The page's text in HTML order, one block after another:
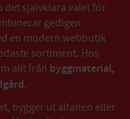
det självklara valet för
gedigen
en modern webbutik
sortiment. Hos
allt från byggmaterial,
.
bygger ut altanen eller